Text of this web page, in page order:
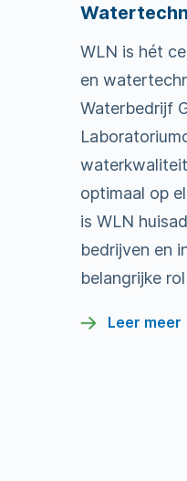
WLN is hét
en
Waterbedrijf
optimaal op
is WLN
bedrijven en
belangrijke
Leer meer